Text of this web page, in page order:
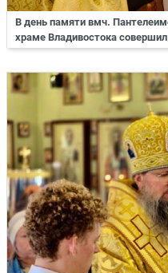
В день памяти вмч.
храме Владивостока